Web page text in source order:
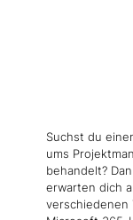
Suchst du
ums
behandelt?
erwarten dich
verschiedenen